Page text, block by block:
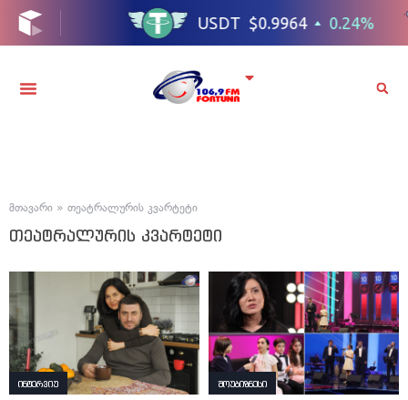
მთავარი » თეატრალურის კვარტეტი
თეატრალურის კვარტეტი
ინტერვიუ შოუბიზნესი